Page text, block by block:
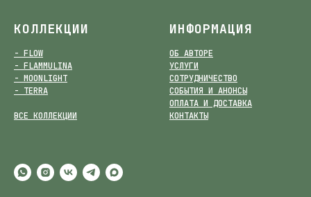
КОЛЛЕКЦИИ
- FLOW
- FLAMMULINA
- MOONLIGHT
- TERRA
ВСЕ КОЛЛЕКЦИИ
ИНФОРМАЦИЯ
ОБ АВТОРЕ
УСЛУГИ
СОТРУДНИЧЕСТВО
СОБЫТИЯ И АНОНСЫ
ОПЛАТА И ДОСТАВКА
КОНТАКТЫ